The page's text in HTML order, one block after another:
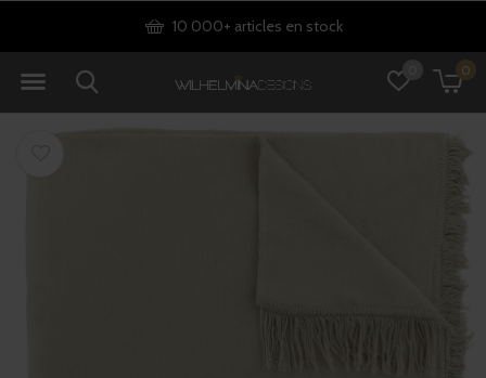
0
10 000+ articles en stock